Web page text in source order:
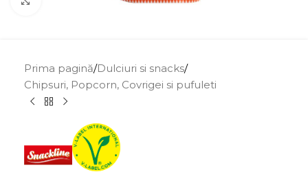
Prima pagină/Dulciuri si snacks/
Chipsuri, Popcorn, Covrigei si pufuleti